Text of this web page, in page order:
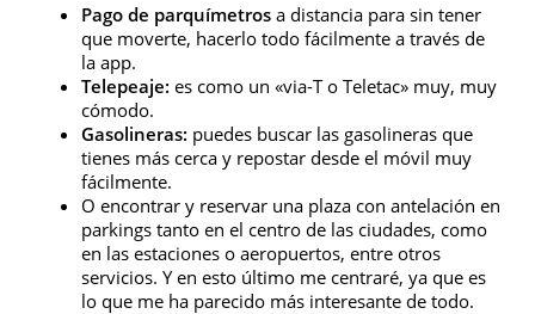
Pago de parquímetros a distancia para sin tener
que moverte, hacerlo todo fácilmente a través de
la app.
Telepeaje: es como un «via-T o Teletac» muy, muy
cómodo.
Gasolineras: puedes buscar las gasolineras que
tienes más cerca y repostar desde el móvil muy
fácilmente.
O encontrar y reservar una plaza con antelación en
parkings tanto en el centro de las ciudades, como
en las estaciones o aeropuertos, entre otros
servicios. Y en esto último me centraré, ya que es
lo que me ha parecido más interesante de todo.